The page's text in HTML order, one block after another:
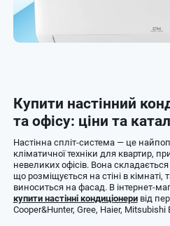
Купити настінний
та офісу: ціни та
Настінна спліт-система — це
кліматичної техніки для квартир,
невеликих офісів. Вона
що розміщується на стіні в кімнаті,
виноситься на фасад. В інтернет-
купити настінні кондиціонеривід
Cooper&Hunter, Gree, Haier, Mitsubishi